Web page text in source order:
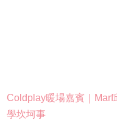
Coldplay暖場嘉賓｜Marf
學坎坷事